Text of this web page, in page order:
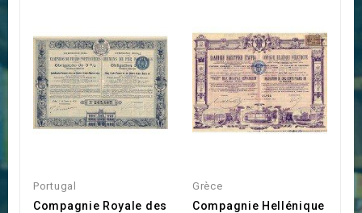
Portugal
Compagnie Royale des
Grèce
Compagnie Hellénique